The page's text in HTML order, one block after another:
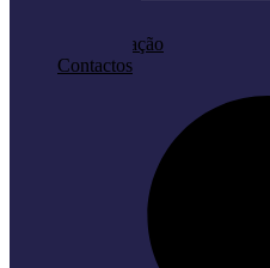
Categories
in
Pedir Cotação
Contactos